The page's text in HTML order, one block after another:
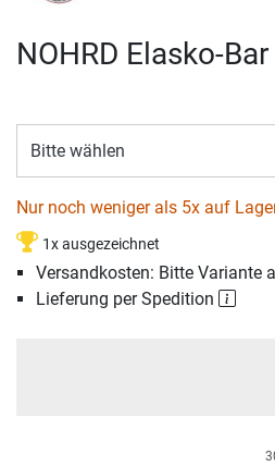
NOHRD Elasko-Bar
Bitte wählen
Nur noch weniger als 5x auf
1x ausgezeichnet
Versandkosten: Bitte Variante
Lieferung per Spedition